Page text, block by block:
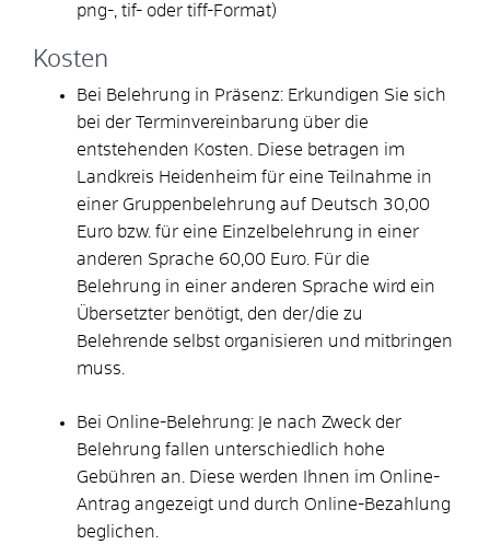
png-, tif- oder tiff-Format)
Kosten
Bei Belehrung in Präsenz: Erkundigen Sie sich
bei der Terminvereinbarung über die
entstehenden Kosten. Diese betragen im
Landkreis Heidenheim für eine Teilnahme in
einer Gruppenbelehrung auf Deutsch 30,00
Euro bzw. für eine Einzelbelehrung in einer
anderen Sprache 60,00 Euro. Für die
Belehrung in einer anderen Sprache wird ein
Übersetzter benötigt, den der/die zu
Belehrende selbst organisieren und mitbringen
muss.
Bei Online-Belehrung: Je nach Zweck der
Belehrung fallen unterschiedlich hohe
Gebühren an. Diese werden Ihnen im Online-
Antrag angezeigt und durch Online-Bezahlung
beglichen.